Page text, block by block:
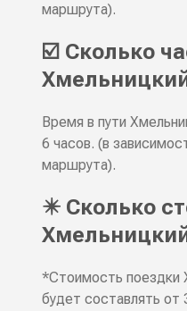
маршрута).
☑️ Сколько
Время в пути
6 часов. (в
маршрута).
✴️ Сколько
*Стоимость поездки
будет составлять